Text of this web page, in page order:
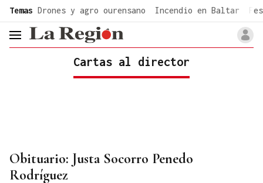
Temas Drones y agro ourensano Incendio en Baltar
header.menu.open
Cartas al director
Obituario: Justa Socorro Penedo
Rodríguez